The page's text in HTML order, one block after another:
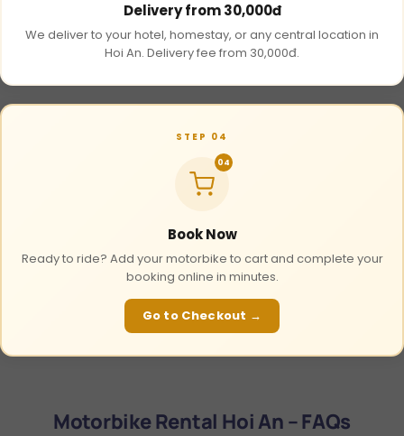
Delivery from 30,000đ
We deliver to your hotel, homestay, or any central location in
Hoi An. Delivery fee from 30,000đ.
STEP 04
04
Book Now
Ready to ride? Add your motorbike to cart and complete your
booking online in minutes.
Go to Checkout →
Motorbike Rental Hoi An – FAQs